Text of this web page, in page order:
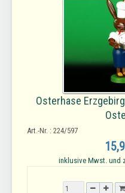
Osterhase
Art.-Nr. : 224/597
inklusive Mwst. und